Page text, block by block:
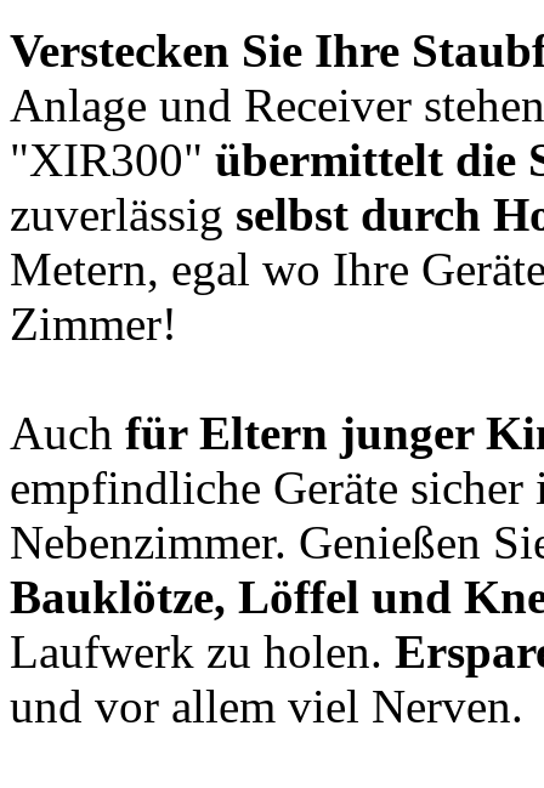
Verstecken Sie Ihre
Anlage und Receiver
"XIR300" übermittelt die
zuverlässig selbst durch
Metern, egal wo Ihre
Zimmer!
Auch für Eltern junger
empfindliche Geräte
Nebenzimmer. Genießen
Bauklötze, Löffel und
Laufwerk zu holen.
und vor allem viel Nerven.